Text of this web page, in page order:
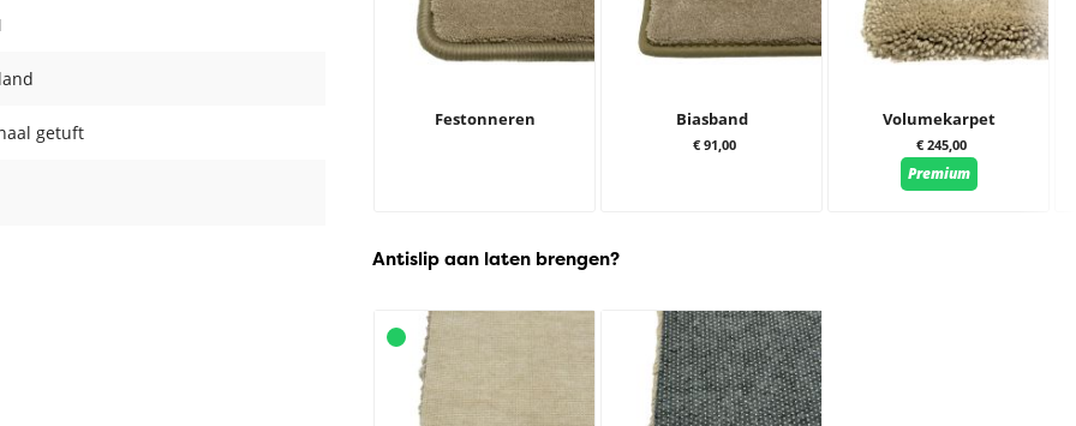
Festonneren Biasband
€ 91,00
Volumekarpet
€ 245,00
Premium
Antislip aan laten brengen?
getuft